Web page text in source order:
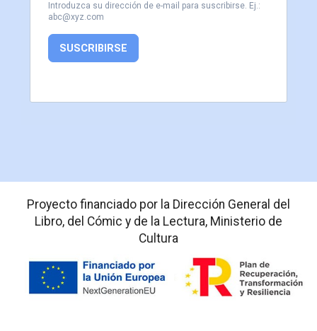
Introduzca su dirección de e-mail para suscribirse. Ej.:
abc@xyz.com
SUSCRIBIRSE
Proyecto financiado por la Dirección General del
Libro, del Cómic y de la Lectura, Ministerio de
Cultura